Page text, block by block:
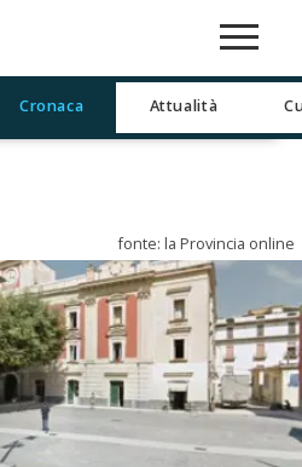
Cronaca Attualità
fonte: la Provincia online